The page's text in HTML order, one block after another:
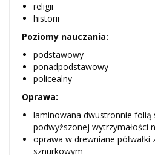
religii
historii
Poziomy nauczania:
podstawowy
ponadpodstawowy
policealny
Oprawa:
laminowana dwustronnie folią
podwyższonej wytrzymałości
oprawa w drewniane półwałki
sznurkowym